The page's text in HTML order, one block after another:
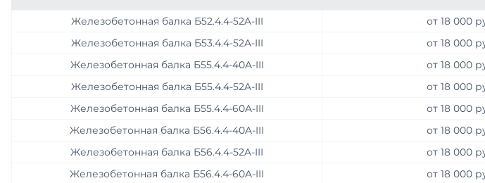
Асфальтобетонные смеси
Цемент
Услуги
Стеновые материалы
Перемычки
Лестничные марши железобетонные
Лестницы железобетонные
Забивные ЖБИ сваи
Железобетонная балка Б52.4.4-52A-III
от 18 000
Железобетонная балка Б53.4.4-52A-III
от 18 000
Железобетонная балка Б55.4.4-40A-III
от 18 000
Железобетонная балка Б55.4.4-52A-III
от 18 000
Железобетонная балка Б55.4.4-60A-III
от 18 000
Железобетонная балка Б56.4.4-40A-III
от 18 000
Железобетонная балка Б56.4.4-52A-III
от 18 000
Железобетонная балка Б56.4.4-60A-III
от 18 000